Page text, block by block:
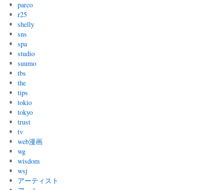
parco
r25
shelly
sns
spa
studio
suumo
tbs
the
tips
tokio
tokyo
trust
tv
web漫画
wg
wisdom
wsj
アーティスト